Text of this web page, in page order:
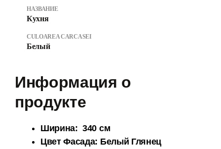
НАЗВАНИЕ
Кухня
CULOAREA CARCASEI
Белый
Информация о
продукте
Ширина: 340 см
Цвет Фасада: Белый Глянец